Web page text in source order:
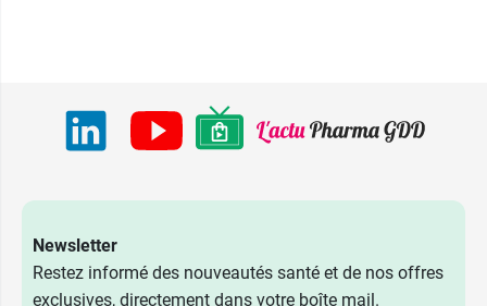
Newsletter
Restez informé des nouveautés santé et de nos offres
exclusives, directement dans votre boîte mail.